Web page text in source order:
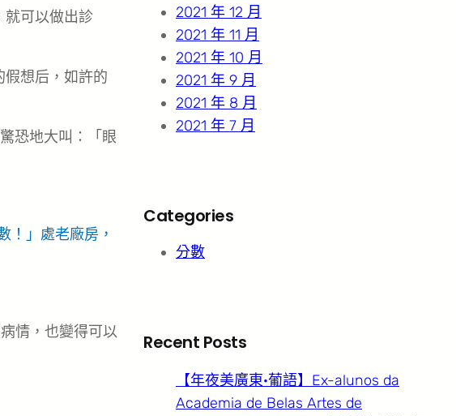
就可以做出診
假想后，如許的
恐地大叫：「眼
！」處老廠房，
情，也變得可以
2021 年 12 月
2021 年 11 月
2021 年 10 月
2021 年 9 月
2021 年 8 月
2021 年 7 月
Categories
分數
Recent Posts
【年夜美廣東·葡語】Ex-alunos da
Academia de Belas Artes de